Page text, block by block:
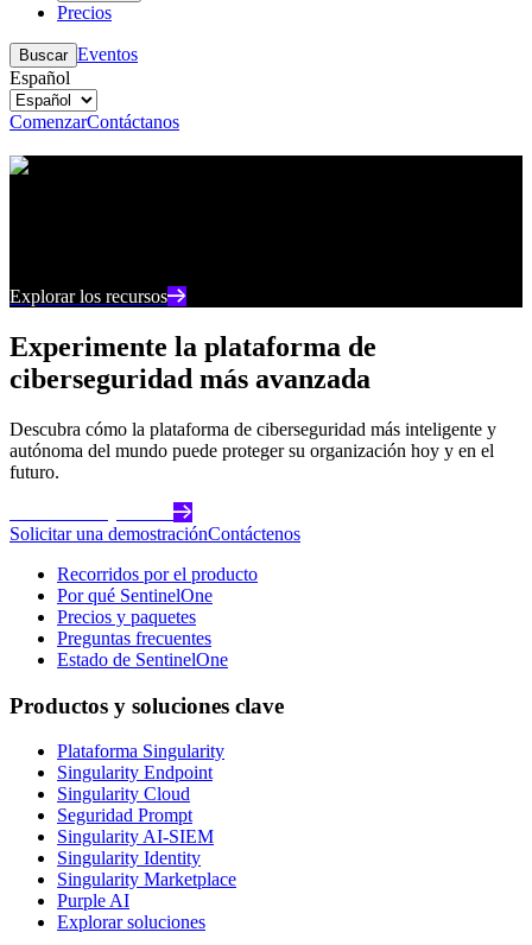
Precios
Buscar Eventos
Español
ComenzarContáctanos
Centro de recursos
Explorar los recursos
Experimente la plataforma de
ciberseguridad más avanzada
Descubra cómo la plataforma de ciberseguridad más inteligente y
autónoma del mundo puede proteger su organización hoy y en el
futuro.
Solicitar una demostraciónContáctenos
Recorridos por el producto
Por qué SentinelOne
Precios y paquetes
Preguntas frecuentes
Estado de SentinelOne
Productos y soluciones clave
Plataforma Singularity
Singularity Endpoint
Singularity Cloud
Seguridad Prompt
Singularity AI-SIEM
Singularity Identity
Singularity Marketplace
Purple AI
Explorar soluciones